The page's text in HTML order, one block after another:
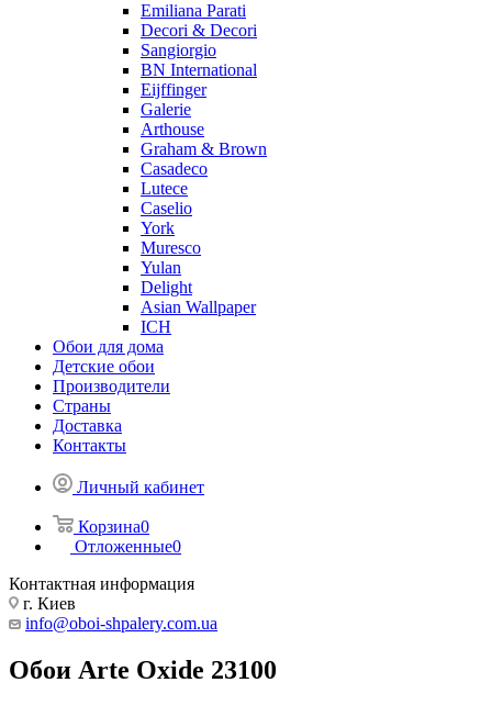
Emiliana Parati
Decori & Decori
Sangiorgio
BN International
Eijffinger
Galerie
Arthouse
Graham & Brown
Casadeco
Lutece
Caselio
York
Muresco
Yulan
Delight
Asian Wallpaper
ICH
Обои для дома
Детские обои
Производители
Страны
Доставка
Контакты
Личный кабинет
Корзина0
Отложенные0
Контактная информация
г. Киев
info@oboi-shpalery.com.ua
Обои Arte Oxide 23100